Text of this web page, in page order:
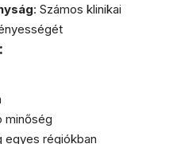
: Számos klinikai
minőség
egyes régiókban